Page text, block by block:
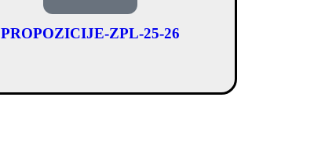
PROPOZICIJE-ZPL-25-26